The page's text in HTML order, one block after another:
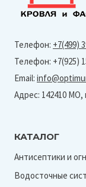
Телефон: +7(499)
Телефон: +7(925)
Email:
Адрес: 142410 МО,
КАТАЛОГ
Антисептики и
Водосточные